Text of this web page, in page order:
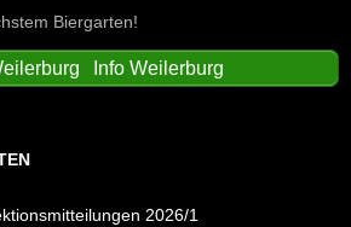
Biergarten!
Info Weilerburg